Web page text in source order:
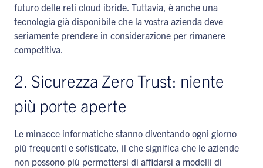
futuro delle reti cloud ibride. Tuttavia, è anche una
tecnologia già disponibile che la vostra azienda deve
seriamente prendere in considerazione per rimanere
competitiva.
2. Sicurezza Zero Trust: niente
più porte aperte
Le minacce informatiche stanno diventando ogni giorno
più frequenti e sofisticate, il che significa che le aziende
non possono più permettersi di affidarsi a modelli di